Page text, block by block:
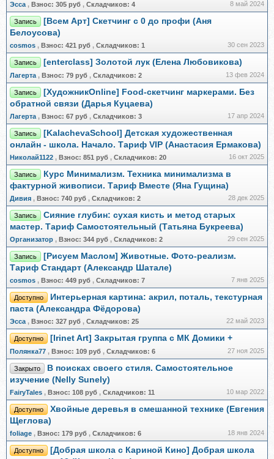
Эсса , Взнос: 305 руб , Складчиков: 4 8 май 2024
Запись
[Всем Арт] Скетчинг с 0 до профи (Аня
Белоусова)
cosmos , Взнос: 421 руб , Складчиков: 1 30 сен 2023
Запись [enterclass] Золотой лук (Елена Любовикова)
Лагерта , Взнос: 79 руб , Складчиков: 2 13 фев 2024
Запись
[ХудожникOnline] Food-скетчинг маркерами. Без
обратной связи (Дарья Куцаева)
Лагерта , Взнос: 67 руб , Складчиков: 3 17 апр 2024
Запись
[KalachevaSchool] Детская художественная
онлайн - школа. Начало. Тариф VIP (Анастасия Ермакова)
Николай1122 , Взнос: 851 руб , Складчиков: 20 16 окт 2025
Запись
Курс Минимализм. Техника минимализма в
фактурной живописи. Тариф Вместе (Яна Гущина)
Дивия , Взнос: 740 руб , Складчиков: 2 28 дек 2025
Запись
Сияние глубин: сухая кисть и метод старых
мастер. Тариф Самостоятельный (Татьяна Букреева)
Организатор , Взнос: 344 руб , Складчиков: 2 29 сен 2025
Запись
[Рисуем Маслом] Животные. Фото-реализм.
Тариф Стандарт (Александр Шатале)
cosmos , Взнос: 449 руб , Складчиков: 7 7 янв 2025
Доступно
Интерьерная картина: акрил, поталь, текстурная
паста (Александра Фёдорова)
Эсса , Взнос: 327 руб , Складчиков: 25 22 май 2023
Доступно [Irinet Art] Закрытая группа с МК Домики +
Полянка77 , Взнос: 109 руб , Складчиков: 6 27 ноя 2025
Закрыто
В поисках своего стиля. Самостоятельное
изучение (Nelly Sunely)
FairyTales , Взнос: 108 руб , Складчиков: 11 10 мар 2022
Доступно
Хвойные деревья в смешанной технике (Евгения
Щеглова)
foliage , Взнос: 179 руб , Складчиков: 6 18 янв 2024
Доступно
[Добрая школа с Кариной Кино] Добрая школа